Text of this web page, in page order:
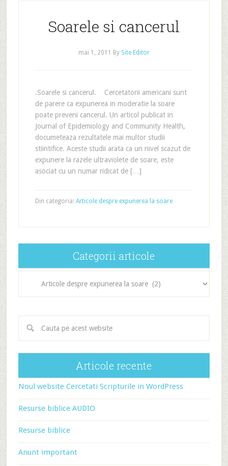
Soarele si cancerul
mai 1, 2011 By Site Editor
.Soarele si cancerul. Cercetatorii americani sunt
de parere ca expunerea in moderatie la soare
poate preveni cancerul. Un articol publicat in
Journal of Epidemiology and Community Health,
documeteaza rezultatele mai multor studii
stiintifice. Aceste studii arata ca un nivel scazut de
expunere la razele ultraviolete de soare, este
asociat cu un numar ridicat de […]
Din categoria: Articole despre expunerea la soare
Categorii articole
articole
Articole recente
Noul website Cercetati Scripturile in WordPress
Resurse biblice AUDIO
Resurse biblice
Anunt important